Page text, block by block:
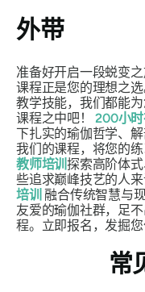
外带
准备好开启一段蜕变
课程正是您的理想之
教学技能，我们都能
课程之中吧！200小
下扎实的瑜伽哲学、
我们的课程，将您的
教师培训探索高阶体
些追求巅峰技艺的人
培训 融合传统智慧与
友爱的瑜伽社群，足
程。立即报名，发掘
常